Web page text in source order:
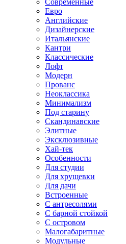
Современные
Евро
Английские
Дизайнерские
Итальянские
Кантри
Классические
Лофт
Модерн
Прованс
Неоклассика
Минимализм
Под старину
Скандинавские
Элитные
Эксклюзивные
Хай-тек
Особенности
Для студии
Для хрущевки
Для дачи
Встроенные
С антресолями
С барной стойкой
С островом
Малогабаритные
Модульные